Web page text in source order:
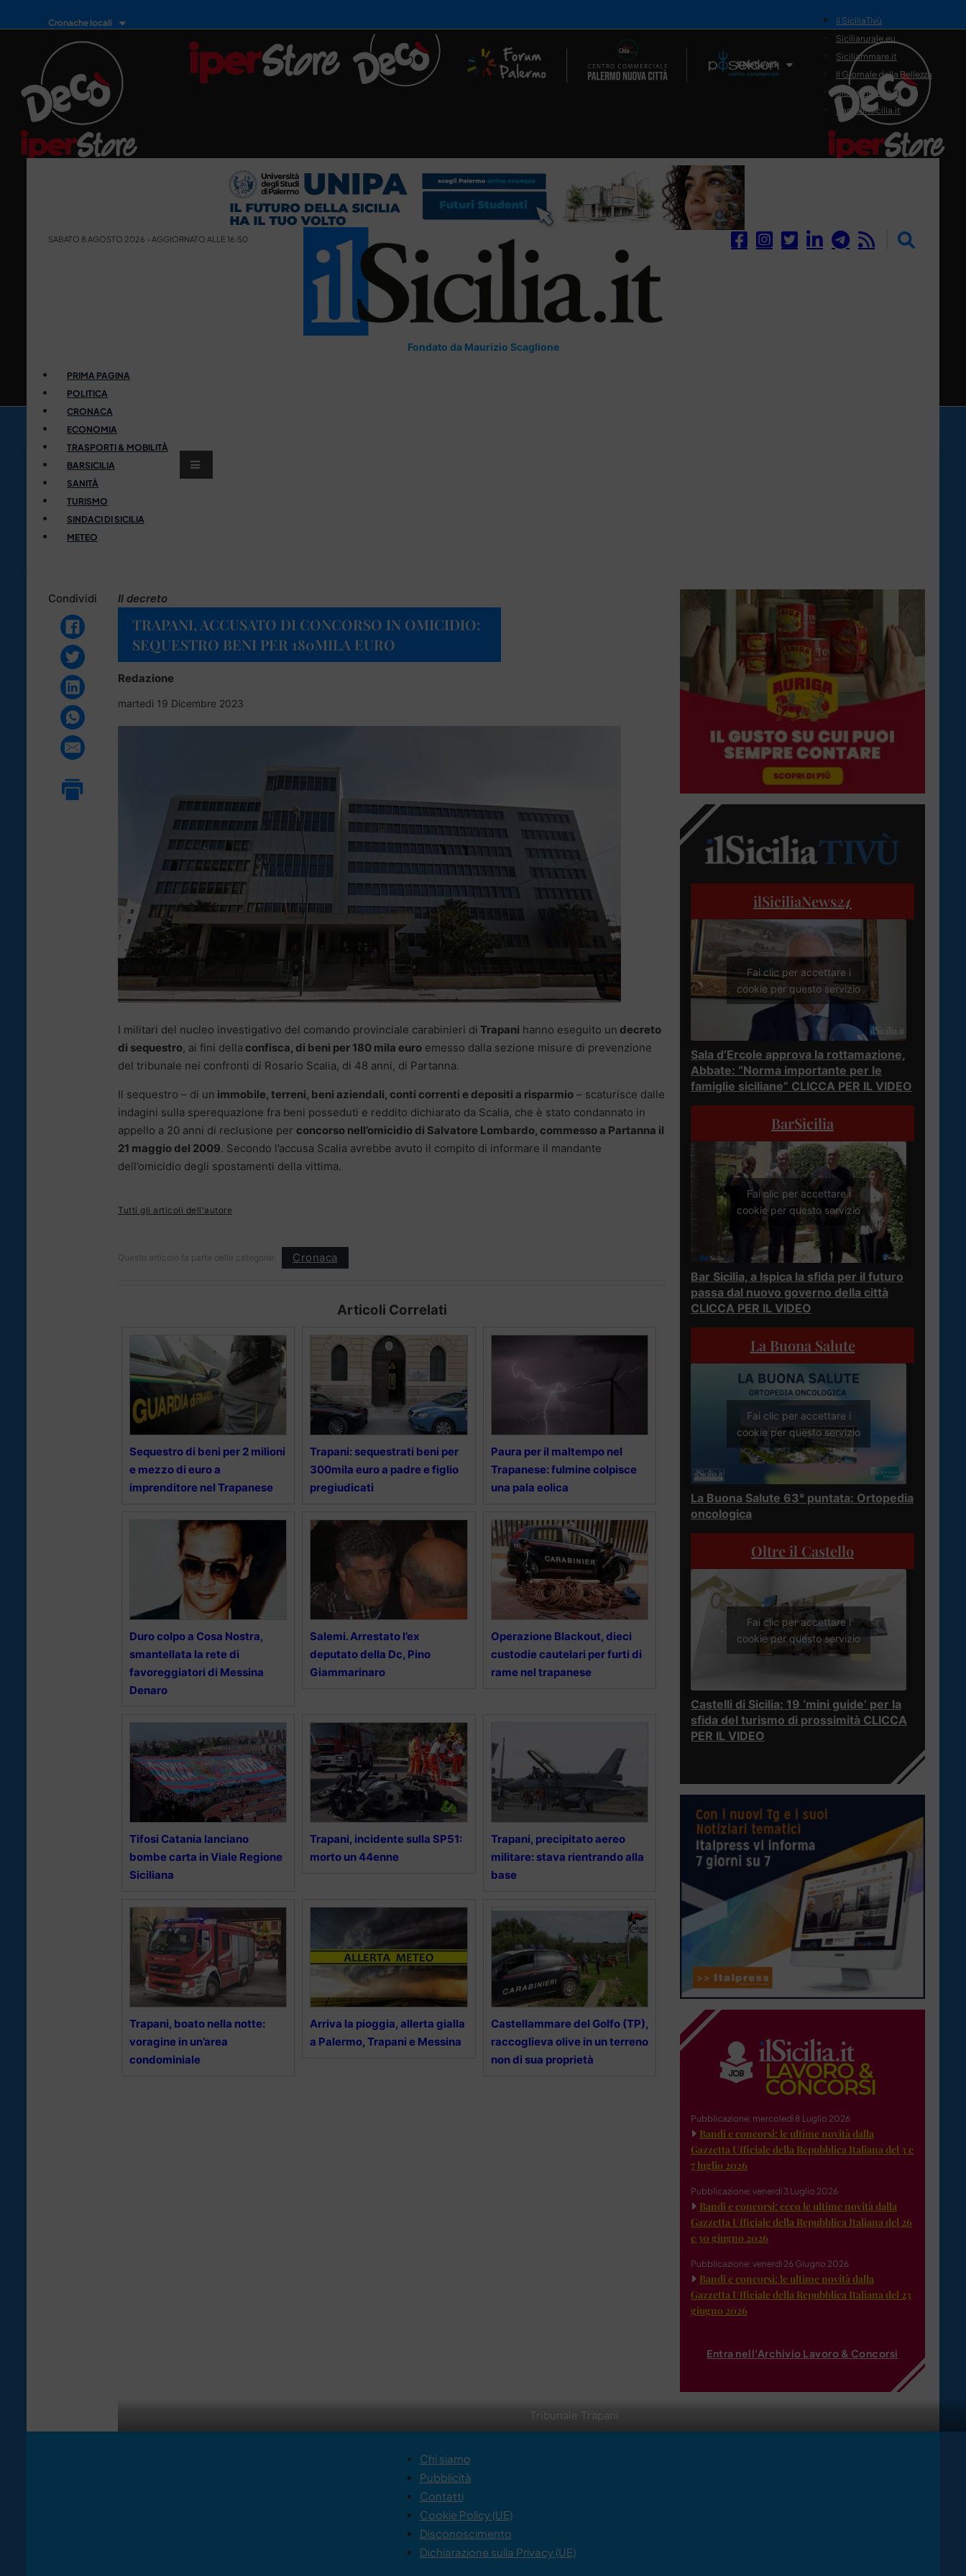
Cronache locali
Il Network
il SiciliaTivù
Siciliarurale.eu
Siciliammare.it
Il Giornale della Bellezza
Siciliamedica.it
Sanitainsicilia.it
SABATO 8 AGOSTO 2026 - AGGIORNATO ALLE 16:50
Fondato da Maurizio Scaglione
PRIMA PAGINA
POLITICA
CRONACA
ECONOMIA
TRASPORTI & MOBILITÀ
BARSICILIA
SANITÀ
TURISMO
SINDACI DI SICILIA
METEO
Condividi Il decreto
TRAPANI, ACCUSATO DI CONCORSO IN OMICIDIO:
SEQUESTRO BENI PER 180MILA EURO
Redazione
martedì 19 Dicembre 2023
Tribunale Trapani
I militari del nucleo investigativo del comando provinciale carabinieri di Trapani hanno eseguito un decreto
di sequestro, ai fini della confisca, di beni per 180 mila euro emesso dalla sezione misure di prevenzione
del tribunale nei confronti di Rosario Scalia, di 48 anni, di Partanna.
Il sequestro – di un immobile, terreni, beni aziendali, conti correnti e depositi a risparmio – scaturisce dalle
indagini sulla sperequazione fra beni posseduti e reddito dichiarato da Scalia, che è stato condannato in
appello a 20 anni di reclusione per concorso nell’omicidio di Salvatore Lombardo, commesso a Partanna il
21 maggio del 2009. Secondo l’accusa Scalia avrebbe avuto il compito di informare il mandante
dell’omicidio degli spostamenti della vittima.
Tutti gli articoli dell'autore
Questo articolo fa parte delle categorie: Cronaca
Articoli Correlati
Sequestro di beni per 2 milioni
e mezzo di euro a
imprenditore nel Trapanese
Trapani: sequestrati beni per
300mila euro a padre e figlio
pregiudicati
Paura per il maltempo nel
Trapanese: fulmine colpisce
una pala eolica
Duro colpo a Cosa Nostra,
smantellata la rete di
favoreggiatori di Messina
Denaro
Salemi. Arrestato l’ex
deputato della Dc, Pino
Giammarinaro
Operazione Blackout, dieci
custodie cautelari per furti di
rame nel trapanese
Tifosi Catania lanciano
bombe carta in Viale Regione
Siciliana
Trapani, incidente sulla SP51:
morto un 44enne
Trapani, precipitato aereo
militare: stava rientrando alla
base
Trapani, boato nella notte:
voragine in un’area
condominiale
Arriva la pioggia, allerta gialla
a Palermo, Trapani e Messina
Castellammare del Golfo (TP),
raccoglieva olive in un terreno
non di sua proprietà
ilSiciliaNews24
Fai clic per accettare i
cookie per questo servizio
Sala d’Ercole approva la rottamazione,
Abbate: “Norma importante per le
famiglie siciliane” CLICCA PER IL VIDEO
BarSicilia
Fai clic per accettare i
cookie per questo servizio
Bar Sicilia, a Ispica la sfida per il futuro
passa dal nuovo governo della città
CLICCA PER IL VIDEO
La Buona Salute
Fai clic per accettare i
cookie per questo servizio
La Buona Salute 63° puntata: Ortopedia
oncologica
Oltre il Castello
Fai clic per accettare i
cookie per questo servizio
Castelli di Sicilia: 19 ‘mini guide’ per la
sfida del turismo di prossimità CLICCA
PER IL VIDEO
Pubblicazione: mercoledì 8 Luglio 2026
Bandi e concorsi: le ultime novità dalla
Gazzetta Ufficiale della Repubblica Italiana del 3 e
7 luglio 2026
Pubblicazione: venerdì 3 Luglio 2026
Bandi e concorsi: ecco le ultime novità dalla
Gazzetta Ufficiale della Repubblica Italiana del 26
e 30 giugno 2026
Pubblicazione: venerdì 26 Giugno 2026
Bandi e concorsi: le ultime novità dalla
Gazzetta Ufficiale della Repubblica Italiana del 23
giugno 2026
Entra nell'Archivio Lavoro & Concorsi
Chi siamo
Pubblicità
Contatti
Cookie Policy (UE)
Disconoscimento
Dichiarazione sulla Privacy (UE)